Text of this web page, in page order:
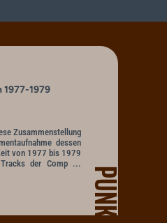
PUNK
1977-1979
Zusammenstellung
dessen
von 1977 bis 1979
der Comp ...